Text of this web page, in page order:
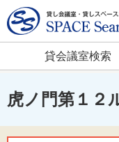
貸会議室検索
虎ノ門第１２